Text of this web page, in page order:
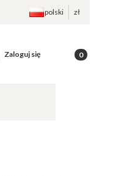
polski zł
Zaloguj się Produkty w